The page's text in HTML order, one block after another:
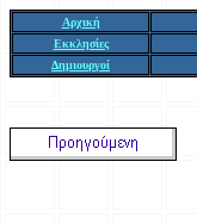
Αρχική
Εκκλησίες
Δημιουργοί